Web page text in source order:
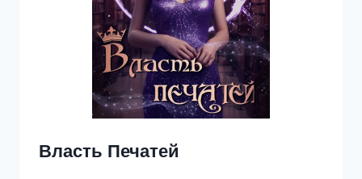
Власть Печатей